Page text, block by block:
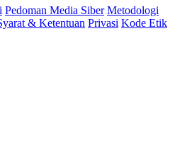
Pedoman Media Siber Metodologi
& Ketentuan Privasi Kode Etik